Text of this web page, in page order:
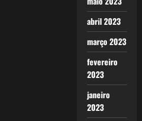
abril 2023
março 2023
fevereiro
2023
janeiro
2023